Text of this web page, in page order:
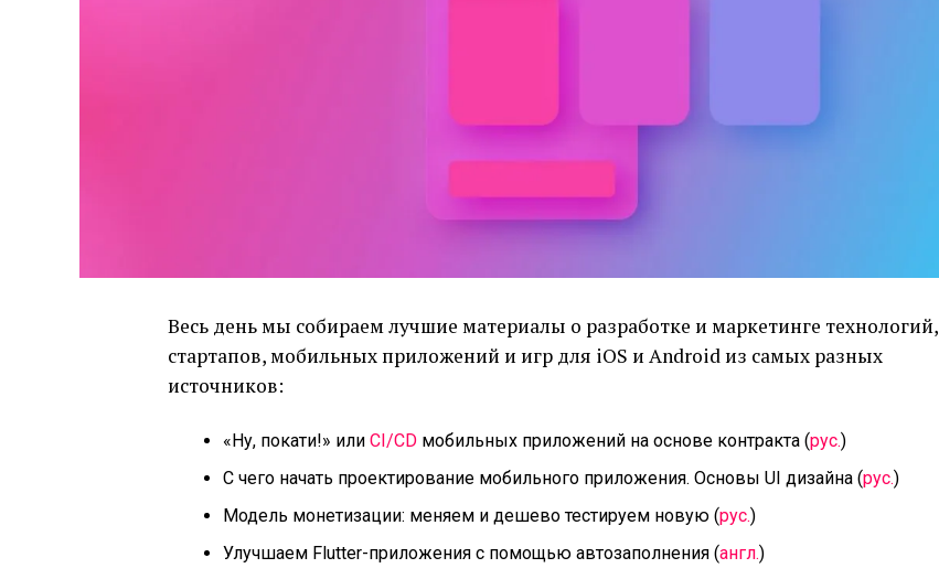
Весь день мы собираем лучшие материалы о разработке и маркетинге технологий,
стартапов, мобильных приложений и игр для iOS и Android из самых разных
источников:
«Ну, покати!» или CI/CD мобильных приложений на основе контракта (рус.)
С чего начать проектирование мобильного приложения. Основы UI дизайна (рус.)
Модель монетизации: меняем и дешево тестируем новую (рус.)
Улучшаем Flutter-приложения с помощью автозаполнения (англ.)